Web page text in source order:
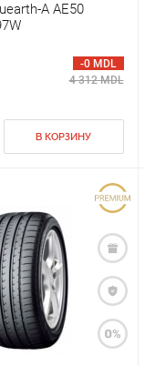
A AE50
-0 MDL
4 312 MDL
В КОРЗИНУ